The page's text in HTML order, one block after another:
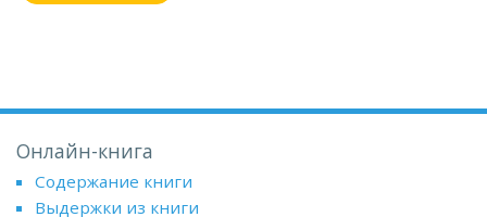
Онлайн-книга
Содержание книги
Выдержки из книги